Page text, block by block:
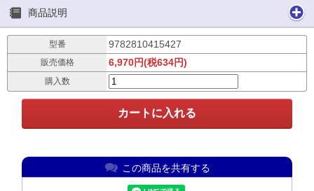
商品説明
型番 9782810415427
販売価格 6,970円(税634円)
購入数
この商品を共有する